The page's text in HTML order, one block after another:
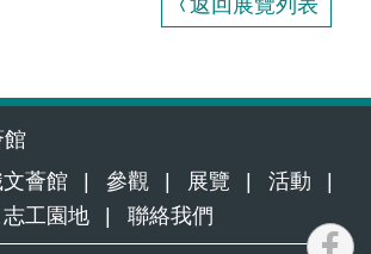
返回展覽列表
館
薈館 參觀 展覽
活動
志工園地 聯絡我們